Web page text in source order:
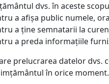
dvs. în aceste
a afișa public numele,
a ține semnatarii la
a preda informațiile
prelucrarea datelor dvs.
în orice moment.